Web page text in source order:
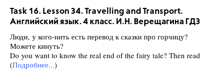
Task 16. Lesson 34. Travelling and Transport.
Английский язык. 4 класс. И.Н. Верещагина ГДЗ
Люди, у кого-нить есть перевод к сказки про горчицу?
Можете кинуть?
Do you want to know the real end of the fairy tale? Then read
(Подробнее...)